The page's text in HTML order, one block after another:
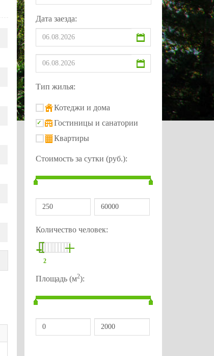
Дата заезда:
Тип жилья:
Котеджи и дома
Гостиницы и санатории
Квартиры
Стоимость за сутки (руб.):
Количество человек:
-
2
+
Площадь (м2):